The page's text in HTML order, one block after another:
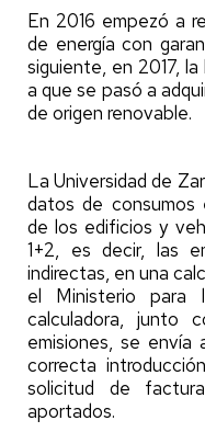
En 2016 empezó a
de energía con
siguiente, en 2017,
a que se pasó a
de origen renovable.
La Universidad de
datos de consumos
de los edificios y
1+2, es decir, las
indirectas, en una
el Ministerio para
calculadora, junto
emisiones, se envía
correcta
solicitud de
aportados.